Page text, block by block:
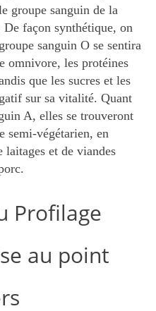
groupe sanguin de la
façon synthétique, on
sanguin O se sentira
omnivore, les protéines
que les sucres et les
sur sa vitalité. Quant
A, elles se trouveront
semi-végétarien, en
laitages et de viandes
Profilage
au point